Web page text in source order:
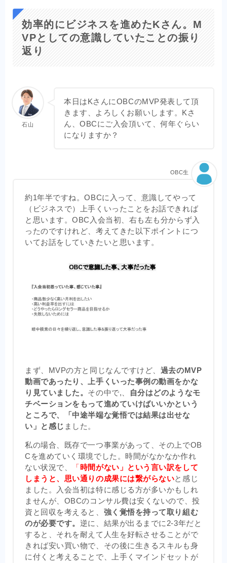
効率的にビジネスを進めたKさん。M
VPとしての意識していたことの振り
返り
石山
本日はKさんにOBCのMVP発表して頂
きます、よろしくお願いします。Kさ
ん、OBCにご入会頂いて、何年ぐらい
になりますか？
約1年半ですね。OBCに入って、意識してやって
（ビジネスで）上手くいったことをお話できれば
と思います。OBC入会当初、右も左も分からず入
ったのですけれど、考えてきた以下ポイントにつ
いてお話をしていきたいと思います。
まず、MVPの方と同じなんですけど、 過去のMVP
動画であったり、上手くいった事例の動画をかな
り見ていました。 その中で,、
自分はどのようなモ
チベーションをもって進めていけばいいかという
ところで、「中途半端な覚悟では結果は出せな
い」と感じ ました。
私の場合、既存で一つ事業があって、その上でOB
Cを進めていく環境でした。時間がなかなか作れ
ない状況で、
「 時間がない」という言い訳をして
しまうと、思い通りの成果には繋がらないと感じ
ました。入会当初は特に感じる方が多いかもしれ
ませんが、OBCのコンサル費は安くないので、投
資と回収を考えると、 強く覚悟を持って取り組む
のが必要です。 逆に、結果が出るまでに2-3年だと
すると、それを耐えて人生を好転させることがで
きれば安い買い物で、その後に生きるスキルも身
に付くと考えることで、上手くマインドセットが
OBC生